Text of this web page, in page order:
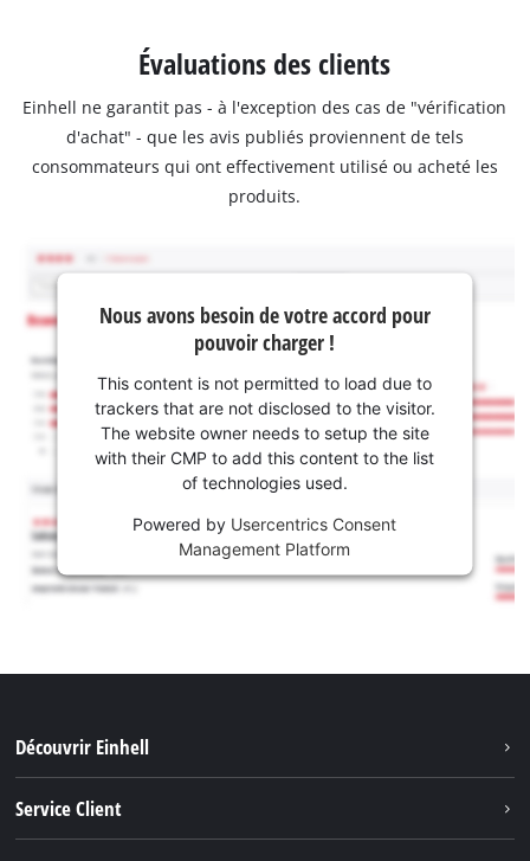
Évaluations des clients
Einhell ne garantit pas - à l'exception des cas de "vérification
d'achat" - que les avis publiés proviennent de tels
consommateurs qui ont effectivement utilisé ou acheté les
produits.
Nous avons besoin de votre accord pour
pouvoir charger !
This content is not permitted to load due to
trackers that are not disclosed to the visitor.
The website owner needs to setup the site
with their CMP to add this content to the list
of technologies used.
Powered by Usercentrics Consent
Management Platform
Découvrir Einhell
Service Client